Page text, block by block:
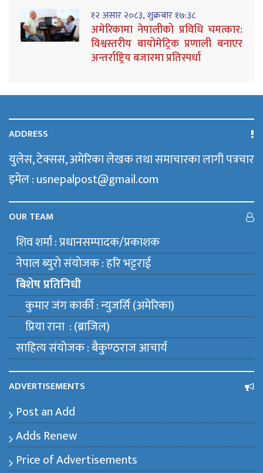
१२ असार २०८३, शुक्रबार १७:३८
अमेरिकामा नेपालीको प्रविधि चमत्कार:
विश्वस्तरीय बायोमेट्रिक प्रणाली बनाएर
अन्तर्राष्ट्रिय बजारमा प्रतिस्पर्धा
ADDRESS
युलेस, टेक्सस, अमेरिका लेखक तथा समाचारका लागी पत्रचार
इमेल : usnepalpost@gmail.com
OUR TEAM
शिव शर्मा : प्रधानसम्पादक/प्रकाशक
नेपाल ब्युराे संयाेजक : हरि भट्टराई
बिशेष प्रतिनिधी
कुमार जंग कार्की : न्युजर्सि (अमेरिका)
प्रिया राना : (ब्राजिल)
साहित्य संयाेजक : बैकुण्ठराज आचार्य
ADVERTISEMENTS
Post an Add
Adds Renew
Price of Advertisements